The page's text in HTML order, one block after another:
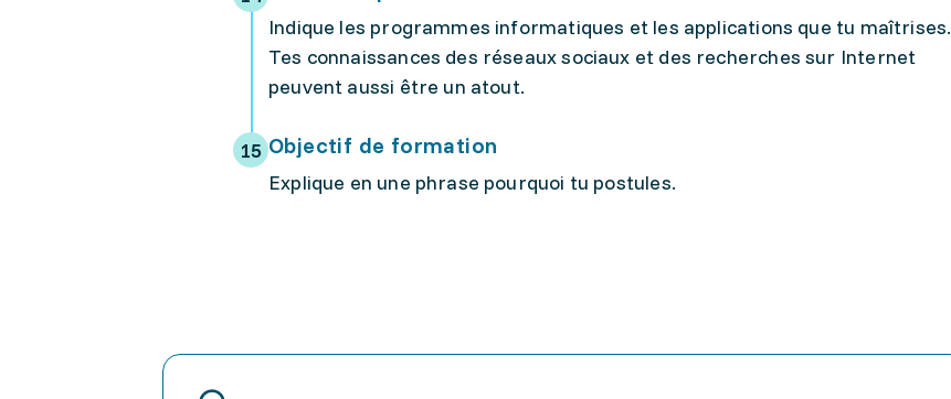
Indique les programmes informatiques et les applications que tu maîtrises.
Tes connaissances des réseaux sociaux et des recherches sur Internet
peuvent aussi être un atout.
Objectif de formation
Explique en une phrase pourquoi tu postules.